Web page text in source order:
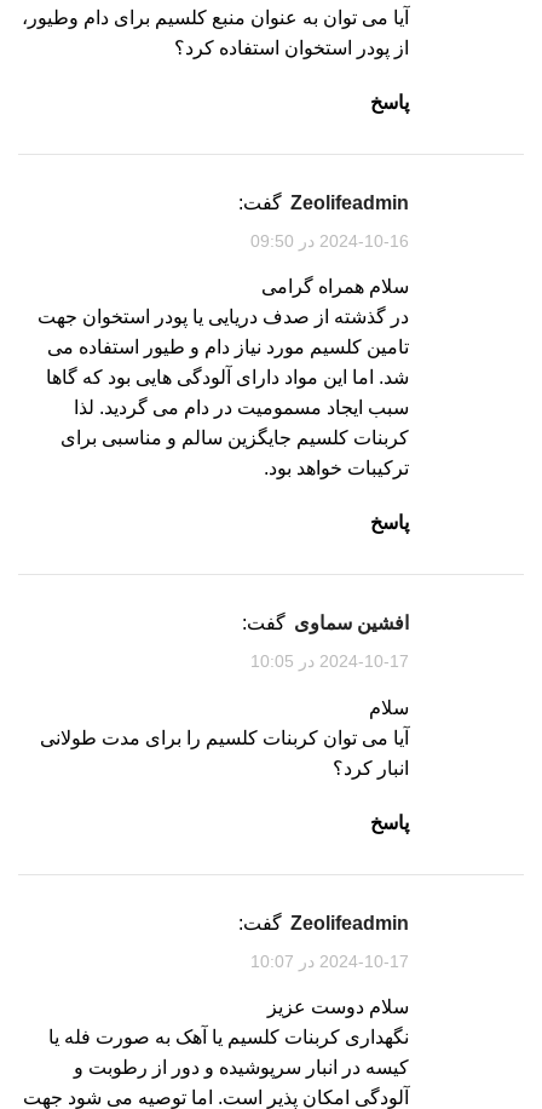
آیا می توان به عنوان منبع کلسیم برای دام وطیور،
از پودر استخوان استفاده کرد؟
پاسخ
zeolifeadmin گفت:
2024-10-16 در 09:50
سلام همراه گرامی
در گذشته از صدف دریایی یا پودر استخوان جهت
تامین کلسیم مورد نیاز دام و طیور استفاده می
شد. اما این مواد دارای آلودگی هایی بود که گاها
سبب ایجاد مسمومیت در دام می گردید. لذا
کربنات کلسیم جایگزین سالم و مناسبی برای
ترکیبات خواهد بود.
پاسخ
افشین سماوی گفت:
2024-10-17 در 10:05
سلام
آیا می توان کربنات کلسیم را برای مدت طولانی
انبار کرد؟
پاسخ
zeolifeadmin گفت:
2024-10-17 در 10:07
سلام دوست عزیز
نگهداری کربنات کلسیم یا آهک به صورت فله یا
کیسه در انبار سرپوشیده و دور از رطوبت و
آلودگی امکان پذیر است. اما توصیه می شود جهت